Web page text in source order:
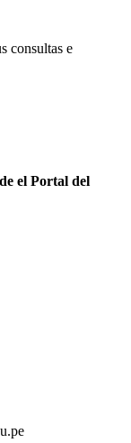
consultas e
el Portal del